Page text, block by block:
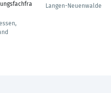
Langen-Neuenwalde